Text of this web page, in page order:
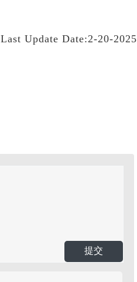
Last Update Date:2-20-2025
提交